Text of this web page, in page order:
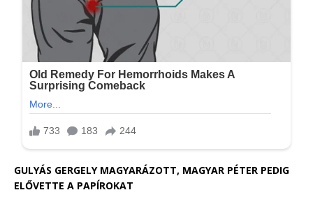
GULYÁS GERGELY MAGYARÁZOTT, MAGYAR PÉTER PEDIG
ELŐVETTE A PAPÍROKAT